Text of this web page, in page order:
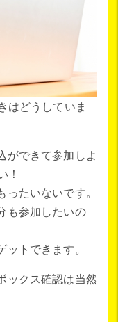
はどうしていま
ができて参加しよ
！
たいないです。
も参加したいの
トできます。
ックス確認は当然